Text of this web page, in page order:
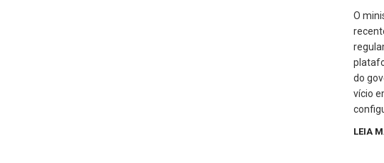
O
do
vício
LEIA